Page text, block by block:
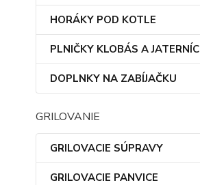
HORÁKY POD KOTLE
PLNIČKY KLOBÁS A JATERNÍC
DOPLNKY NA ZABÍJAČKU
GRILOVANIE
GRILOVACIE SÚPRAVY
GRILOVACIE PANVICE